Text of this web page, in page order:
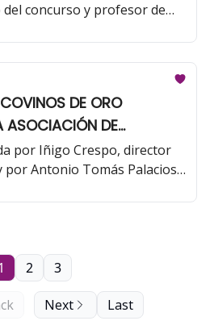
concurso y profesor de
de Premios Ecovino.
DE ORO
ASOCIACIÓN DE
(AER)
por Iñigo Crespo, director
por Antonio Tomás Palacios,
Universidad de La Rioja.
2 3
Next Last